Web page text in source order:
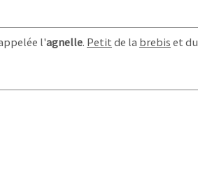
l'agnelle. Petit de la brebis et du